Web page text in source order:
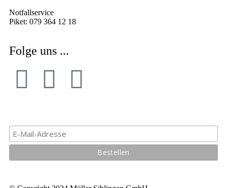
Notfallservice
Piket: 079 364 12 18
Folge uns ...